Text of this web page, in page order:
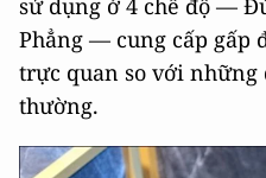
Phẳng — cung cấp gấp
trực quan so với
thường.